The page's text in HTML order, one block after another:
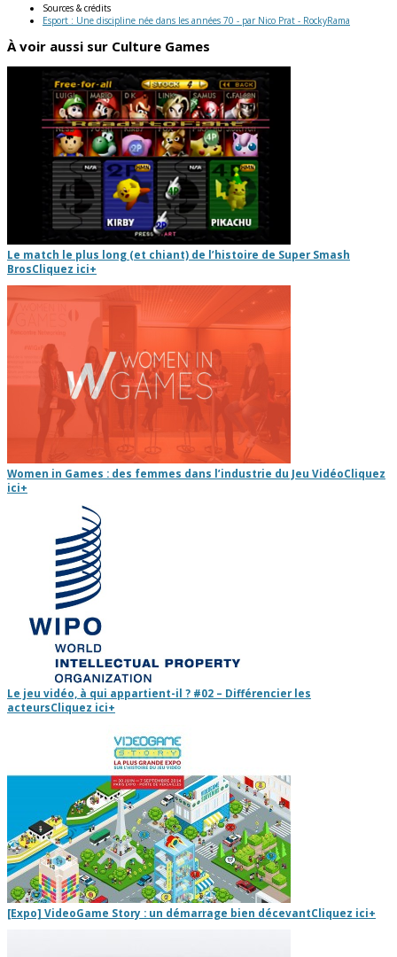
Sources & crédits
Esport : Une discipline née dans les années 70 - par Nico Prat - RockyRama
À voir aussi sur Culture Games
Le match le plus long (et chiant) de l’histoire de Super Smash
BrosCliquez ici+
Women in Games : des femmes dans l’industrie du Jeu VidéoCliquez
ici+
Le jeu vidéo, à qui appartient-il ? #02 – Différencier les
acteursCliquez ici+
[Expo] VideoGame Story : un démarrage bien décevantCliquez ici+